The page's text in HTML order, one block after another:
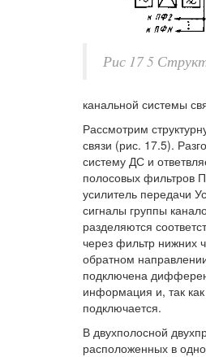
Рис 17 5
канальной системы
Рассмотрим
связи (рис. 17.5).
систему ДС и
полосовых фильтров
усилитель передачи
сигналы группы
разделяются
через фильтр нижних
обратном
подключена
информация и, так
подключается.
В двухполосной
расположенных в